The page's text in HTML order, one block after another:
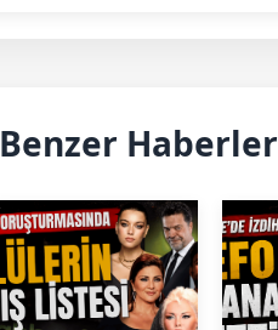
Benzer Haberler